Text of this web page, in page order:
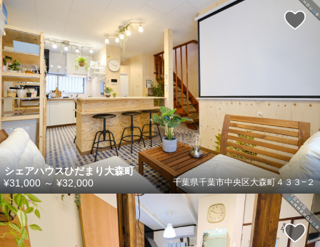
シェアハウスひだまり大森町
千葉県千葉市中央区大森町４３３−２
¥31,000～¥32,000